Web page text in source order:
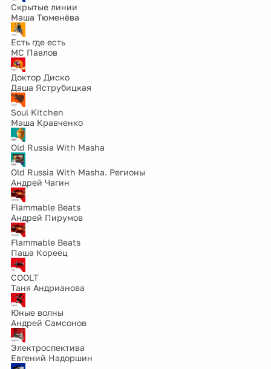
Скрытые линии
Маша Тюменёва
Есть где есть
МС Павлов
Доктор Диско
Даша Яструбицкая
Soul Kitchen
Маша Кравченко
Old Russia With Masha
Old Russia With Masha. Регионы
Андрей Чагин
Flammable Beats
Андрей Пирумов
Flammable Beats
Паша Кореец
COOLT
Таня Андрианова
Юные волны
Андрей Самсонов
Электроспектива
Евгений Надоршин